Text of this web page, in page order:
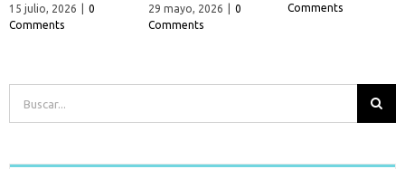
15 julio, 2026
0
Comments
29 mayo, 2026
0
Comments
Comments